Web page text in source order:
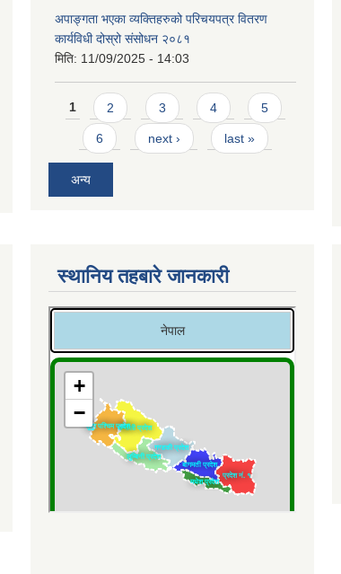
अपाङ्गता भएका व्यक्तिहरुको परिचयपत्र वितरण
कार्यविधी दोस्रो संसोधन २०८१
मिति: 11/09/2025 - 14:03
Pages
1 2 3 4 5
6 next › last »
अन्य
स्थानिय तहबारे जानकारी